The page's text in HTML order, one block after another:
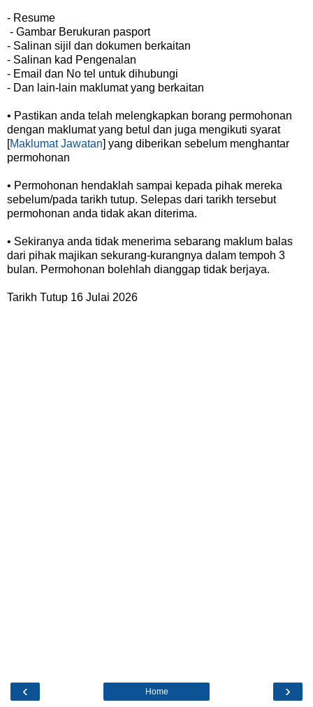
- Resume
- Gambar Berukuran pasport
- Salinan sijil dan dokumen berkaitan
- Salinan kad Pengenalan
- Email dan No tel untuk dihubungi
- Dan lain-lain maklumat yang berkaitan
• Pastikan anda telah melengkapkan borang permohonan
dengan maklumat yang betul dan juga mengikuti syarat
[Maklumat Jawatan] yang diberikan sebelum menghantar
permohonan
• Permohonan hendaklah sampai kepada pihak mereka
sebelum/pada tarikh tutup. Selepas dari tarikh tersebut
permohonan anda tidak akan diterima.
• Sekiranya anda tidak menerima sebarang maklum balas
dari pihak majikan sekurang-kurangnya dalam tempoh 3
bulan. Permohonan bolehlah dianggap tidak berjaya.
Tarikh Tutup 16 Julai 2026
‹ ›
Home